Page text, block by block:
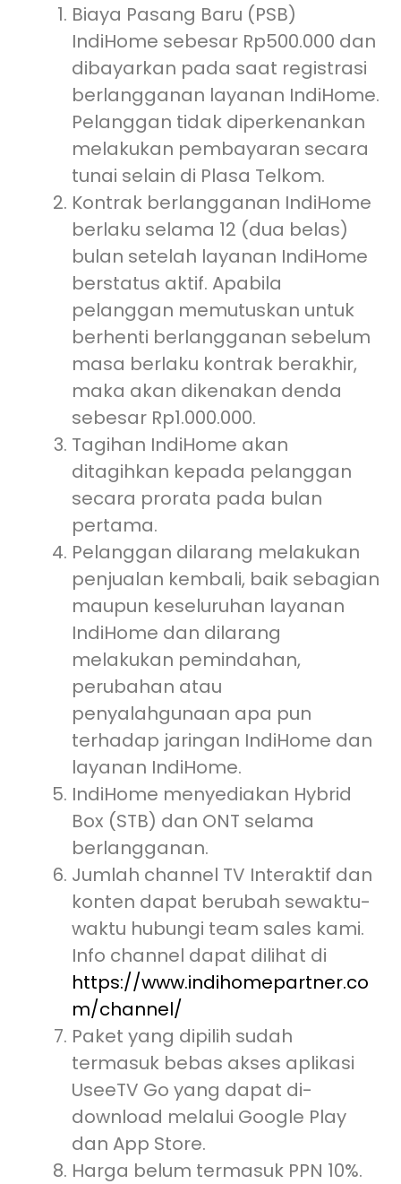
Biaya Pasang Baru (PSB)
IndiHome sebesar Rp500.000 dan
dibayarkan pada saat registrasi
berlangganan layanan IndiHome.
Pelanggan tidak diperkenankan
melakukan pembayaran secara
tunai selain di Plasa Telkom.
Kontrak berlangganan IndiHome
berlaku selama 12 (dua belas)
bulan setelah layanan IndiHome
berstatus aktif. Apabila
pelanggan memutuskan untuk
berhenti berlangganan sebelum
masa berlaku kontrak berakhir,
maka akan dikenakan denda
sebesar Rp1.000.000.
Tagihan IndiHome akan
ditagihkan kepada pelanggan
secara prorata pada bulan
pertama.
Pelanggan dilarang melakukan
penjualan kembali, baik sebagian
maupun keseluruhan layanan
IndiHome dan dilarang
melakukan pemindahan,
perubahan atau
penyalahgunaan apa pun
terhadap jaringan IndiHome dan
layanan IndiHome.
IndiHome menyediakan Hybrid
Box (STB) dan ONT selama
berlangganan.
Jumlah channel TV Interaktif dan
konten dapat berubah sewaktu-
waktu hubungi team sales kami.
Info channel dapat dilihat di
https://www.indihomepartner.co
m/channel/
Paket yang dipilih sudah
termasuk bebas akses aplikasi
UseeTV Go yang dapat di-
download melalui Google Play
dan App Store.
Harga belum termasuk PPN 10%.